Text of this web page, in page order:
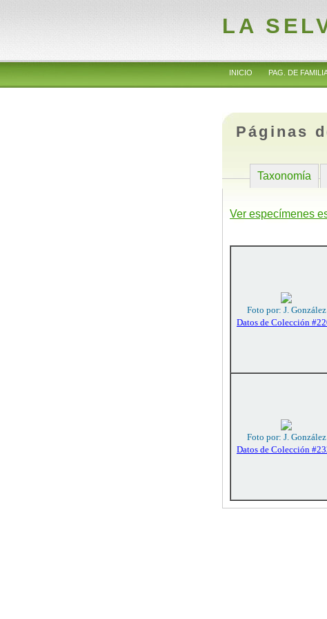
LA
INICIO PAG. DE
Páginas
Taxonomía
Ver especímenes
Foto por: J. González
Datos de Colección
Foto por: J. González
Datos de Colección